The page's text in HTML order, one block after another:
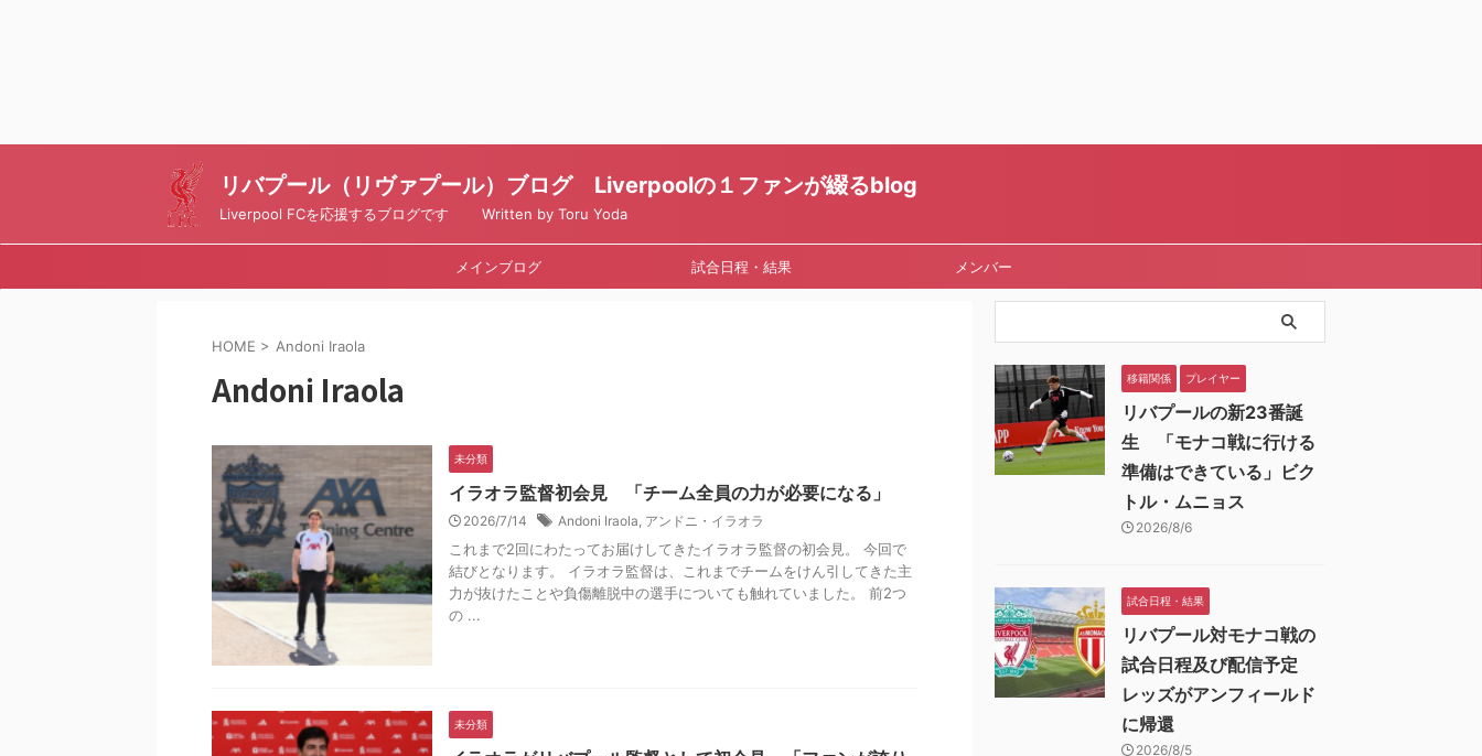
リバプール（リヴァプール）ブログ Liverpoolの１ファンが綴るblog
Liverpool FCを応援するブログです Written by Toru Yoda
メインブログ 試合日程・結果 メンバー
HOME > Andoni Iraola
Andoni Iraola
未分類
イラオラ監督初会見 「チーム全員の力が必要になる」
2026/7/14 Andoni Iraola, アンドニ・イラオラ
これまで2回にわたってお届けしてきたイラオラ監督の初会見。 今回で
結びとなります。 イラオラ監督は、これまでチームをけん引してきた主
力が抜けたことや負傷離脱中の選手についても触れていました。 前2つ
の ...
未分類
移籍関係 プレイヤー
リバプールの新23番誕
生 「モナコ戦に行ける
準備はできている」ビク
トル・ムニョス
2026/8/6
試合日程・結果
リバプール対モナコ戦の
試合日程及び配信予定
レッズがアンフィールド
に帰還
2026/8/5